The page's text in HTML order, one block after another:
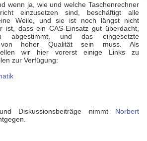
wenn ja, wie und welche Taschenrechner
einzusetzen sind, beschäftigt alle
Weile, und sie ist noch längst nicht
ist, dass ein CAS-Einsatz gut überdacht,
abgestimmt, und das eingesetzte
von hoher Qualität sein muss. Als
wir hier vorerst einige Links zu
zur Verfügung:
Diskussionsbeiträge nimmt Norbert